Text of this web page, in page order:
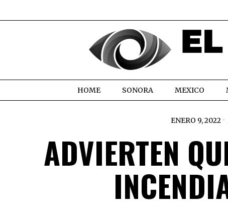
HOME SONORA MEXICO
ENERO 9, 2022
ADVIERTEN